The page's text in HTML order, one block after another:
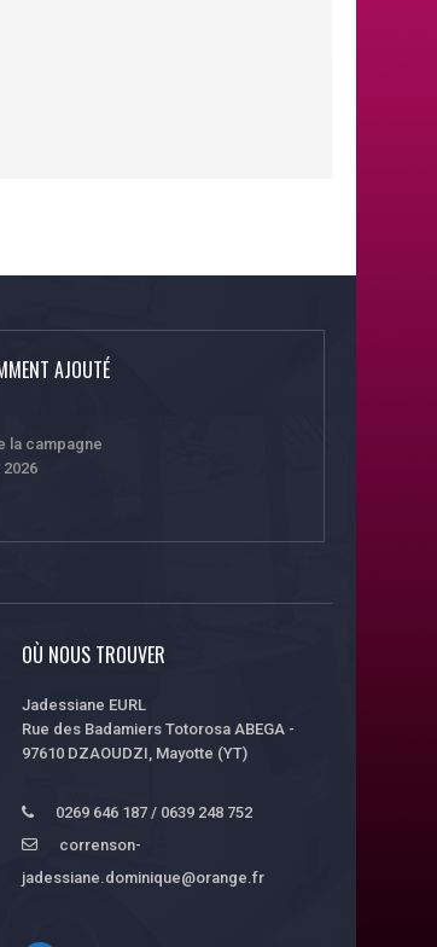
AJOUTÉ
la campagne
OÙ NOUS TROUVER
Jadessiane EURL
Rue des Badamiers Totorosa ABEGA -
97610 DZAOUDZI, Mayotte (YT)
0269 646 187 / 0639 248 752
correnson-
jadessiane.dominique@orange.fr